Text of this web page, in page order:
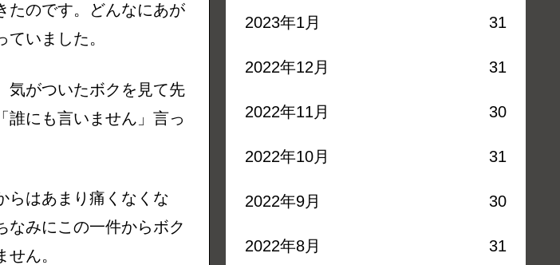
たのです。どんなにあが
いました。
気がついたボクを見て先
誰にも言いません」言っ
らはあまり痛くなくな
なみにこの一件からボク
ん。
2023年1月 31
2022年12月 31
2022年11月 30
2022年10月 31
2022年9月 30
2022年8月 31